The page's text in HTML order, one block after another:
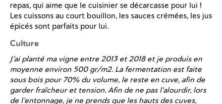
INFORMATIONS / DÉGUSTATIONS
GALERIE PHOTO
repas, qui aime que le cuisinier se décarcasse pour lui !
Les cuissons au court bouillon, les sauces crémées, les jus
épicés sont parfaits pour lui.
Culture
J’ai planté ma vigne entre 2013 et 2018 et je produis en
moyenne environ 500 gr/m2. La fermentation est faite
sous bois pour 70% du volume, le reste en cuve, afin de
garder fraîcheur et tension. Afin de ne pas l’alourdir, lors
de l’entonnage, je ne prends que les hauts des cuves,